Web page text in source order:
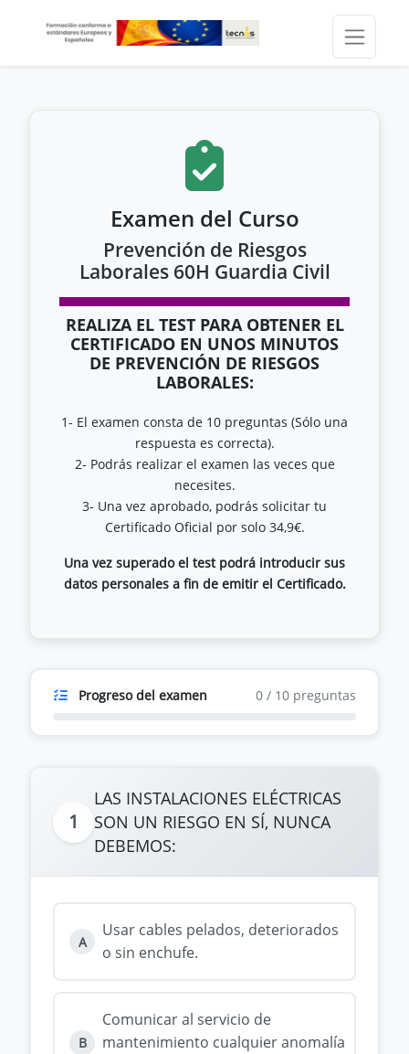
Examen del Curso
Prevención de Riesgos
Laborales 60H Guardia Civil
REALIZA EL TEST PARA OBTENER EL
CERTIFICADO EN UNOS MINUTOS
DE PREVENCIÓN DE RIESGOS
LABORALES:
1- El examen consta de 10 preguntas (Sólo una
respuesta es correcta).
2- Podrás realizar el examen las veces que
necesites.
3- Una vez aprobado, podrás solicitar tu
Una vez superado el test podrá introducir sus
datos personales a fin de emitir el Certificado.
Progreso del examen 0 / 10 preguntas
1
LAS INSTALACIONES ELÉCTRICAS
SON UN RIESGO EN SÍ, NUNCA
DEBEMOS:
A
Usar cables pelados, deteriorados
o sin enchufe.
B
Comunicar al servicio de
mantenimiento cualquier anomalía